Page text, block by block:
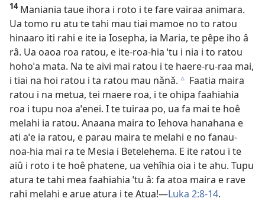
14Maniania taue ihora i roto i te fare vairaa animara.
Ua tomo ru atu te tahi mau tiai mamoe no to ratou
hinaaro iti rahi e ite ia Iosepha, ia Maria, te pêpe iho â
râ. Ua oaoa roa ratou, e ite-roa-hia ˈtu i nia i to ratou
hohoˈa mata. Na te aivi mai ratou i te haere-ru-raa mai,
i tiai na hoi ratou i ta ratou mau nǎnǎ. c Faatia maira
ratou i na metua, tei maere roa, i te ohipa faahiahia
roa i tupu noa aˈenei. I te tuiraa po, ua fa mai te hoê
melahi ia ratou. Anaana maira to Iehova hanahana e
ati aˈe ia ratou, e parau maira te melahi e no fanau-
noa-hia mai ra te Mesia i Betelehema. E ite ratou i te
aiû i roto i te hoê phatene, ua vehîhia oia i te ahu. Tupu
atura te tahi mea faahiahia ˈtu â: fa atoa maira e rave
rahi melahi e arue atura i te Atua!—Luka 2:8-14.